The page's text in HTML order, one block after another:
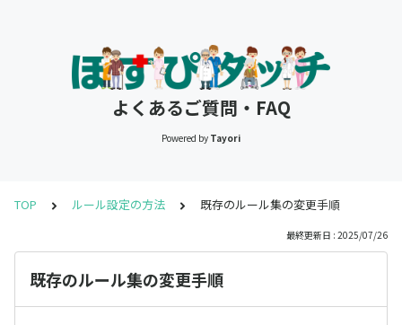
よくあるご質問・FAQ
Powered by Tayori
TOP ルール設定の方法 既存のルール集の変更手順
最終更新日 : 2025/07/26
既存のルール集の変更手順